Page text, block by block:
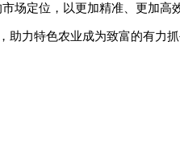
场定位，以更加精准、更加高
助力特色农业成为致富的有力